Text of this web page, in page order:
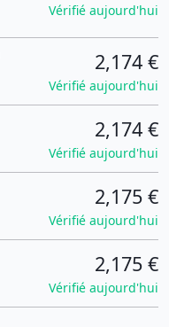
Vérifié aujourd'hui
2,174 €
Vérifié aujourd'hui
2,174 €
Vérifié aujourd'hui
2,175 €
Vérifié aujourd'hui
2,175 €
Vérifié aujourd'hui